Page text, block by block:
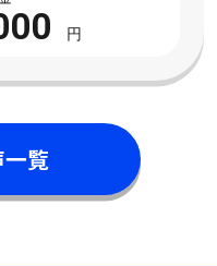
安心 […]
円
覧